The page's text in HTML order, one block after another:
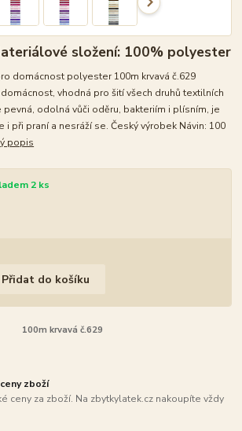
složení: 100% polyester
domácnost polyester 100m krvavá č.629
vhodná pro šití všech druhů textilních
pevná, odolná vůči oděru, bakteriím i plísním, je
i při praní a nesráží se. Český výrobek Návin: 100
popis
2 ks
Přidat do košíku
100m krvavá č.629
zboží
ceny za zboží. Na zbytkylatek.cz nakoupíte vždy